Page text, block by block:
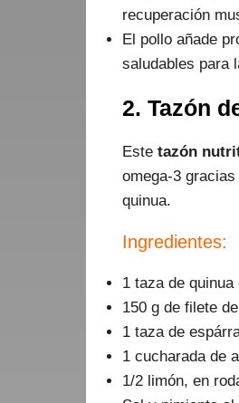
recuperación
El pollo añade
saludables para
2. Tazón
Este tazón
omega-3
quinua.
Ingredientes:
1 taza de quinua
150 g de filete
1 taza de
1 cucharada de
1/2 limón, en